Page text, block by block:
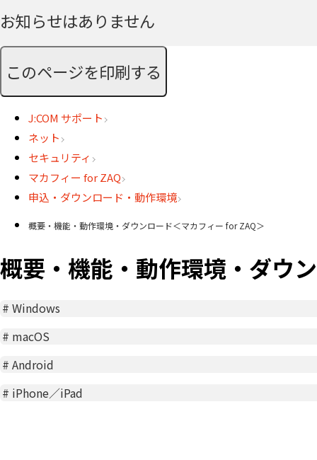
お知らせはありません
このページを印刷する
J:COM サポート
ネット
セキュリティ
マカフィー for ZAQ
申込・ダウンロード・動作環境
概要・機能・動作環境・ダウンロード＜マカフィー for ZAQ＞
概要・機能・動作環境・ダウ
#Windows
# macOS
#Android
# iPhone／iPad